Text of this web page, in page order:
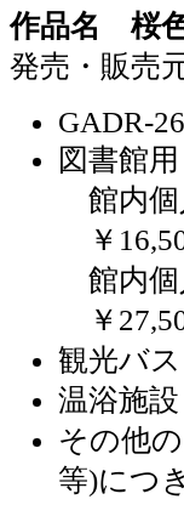
作品名 桜
発売・販売
GADR-
図書館用
館内個
￥
館内個
￥
観光バ
温浴施
その他
等)につ